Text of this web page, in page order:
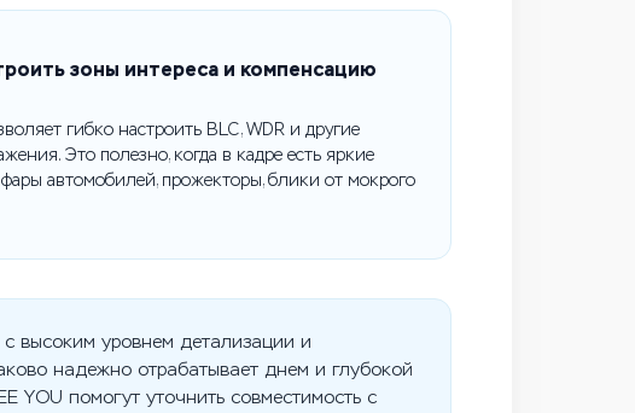
зоны интереса и компенсацию
гибко настроить BLC, WDR и другие
Это полезно, когда в кадре есть яркие
автомобилей, прожекторы, блики от мокрого
высоким уровнем детализации и
надежно отрабатывает днем и глубокой
YOU помогут уточнить совместимость с